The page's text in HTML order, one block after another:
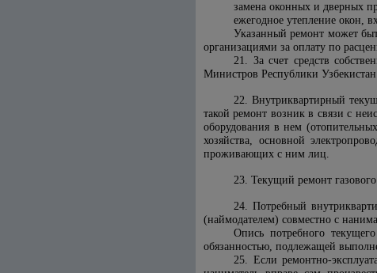
замена оконных и дверных
ежегодное утепление окон,
Указанный ремонт может
организациями за оплату по
21. За счет средств
Министров Республики
22. Внутриквартирный
такой ремонт возник в связи с
оборудования в нем
хозяйства, основной
проживающих с ним лиц.
23. Текущий ремонт
24. Потребный
(наймодателем) совместно с
Опись потребного
обязанностью, подлежащей
25. Если ремонтно-